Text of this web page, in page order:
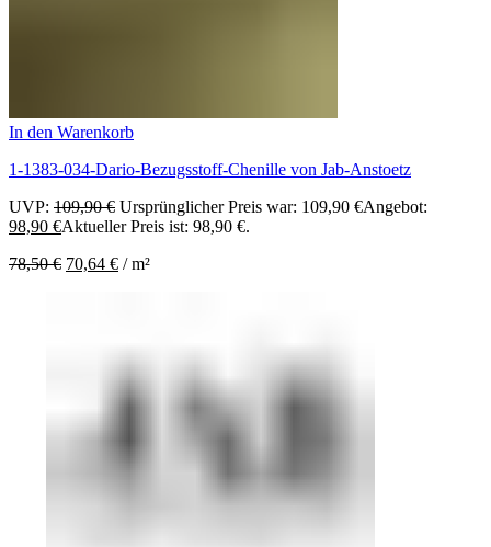
In den Warenkorb
1-1383-034-Dario-Bezugsstoff-Chenille von Jab-Anstoetz
UVP: 109,90€ Ursprünglicher Preis war: 109,90 €Angebot:
98,90 €Aktueller Preis ist: 98,90 €.
78,50€ 70,64 € /m²